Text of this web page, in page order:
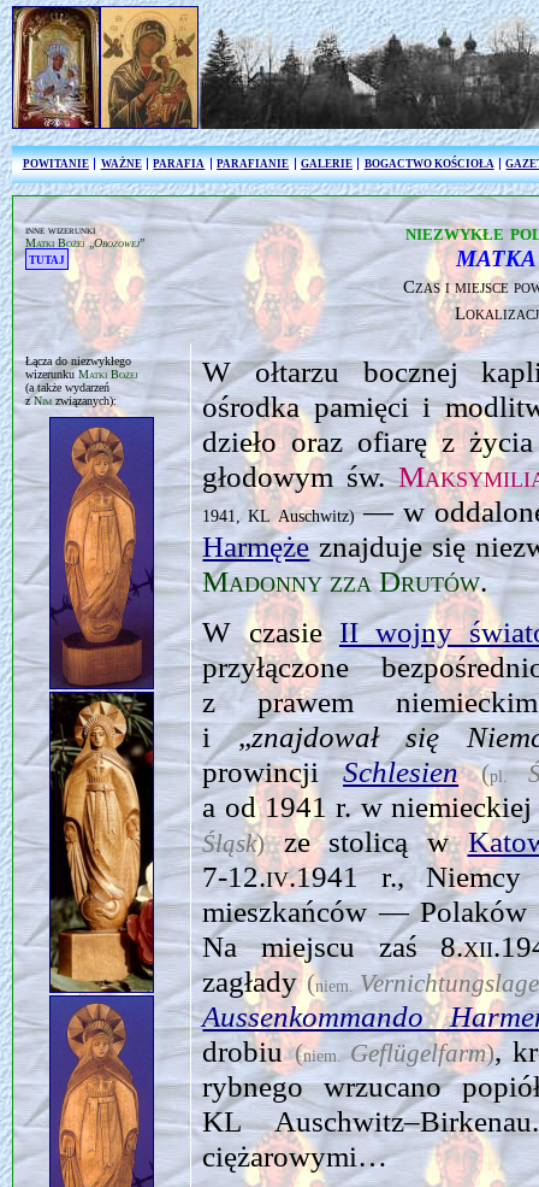
POWITANIE WAŻNE PARAFIA PARAFIANIE GALERIE BOGACTWO KOŚCIOŁA
inne wizerunki
Matki Bożej „Obozowej”
tutaj
niezwykłe
MATKA
Czas i miejsce
Łącza do niezwykłego
wizerunku Matki Bożej
(a także wydarzeń
zNimzwiązanych):
W ołtarzu bocznej
ośrodka pamięci i
dzieło oraz ofiarę z
głodowym św.
1941, KL Auschwitz)— w
Harmężeznajduje się
Madonny zza Drutów.
W czasieII wojny
przyłączone
z prawem
i „znajdował się
prowincjiSchlesien(pl.
a od 1941 r. w
Śląsk)ze stolicą w
7‑12.iv.1941r., Niemcy
mieszkańców —
Na miej­scu zaś
zagłady(niem.
Aussenkommando
drobiu(niem.Ge­flügelfarm),
rybnego wrzucano
KL
ciężarowymi…